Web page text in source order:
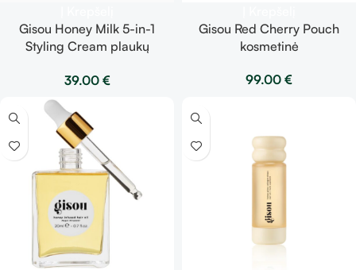
Gisou Honey Milk 5-in-1
Styling Cream plaukų
39.00 €
Gisou Red Cherry Pouch
kosmetinė
99.00 €